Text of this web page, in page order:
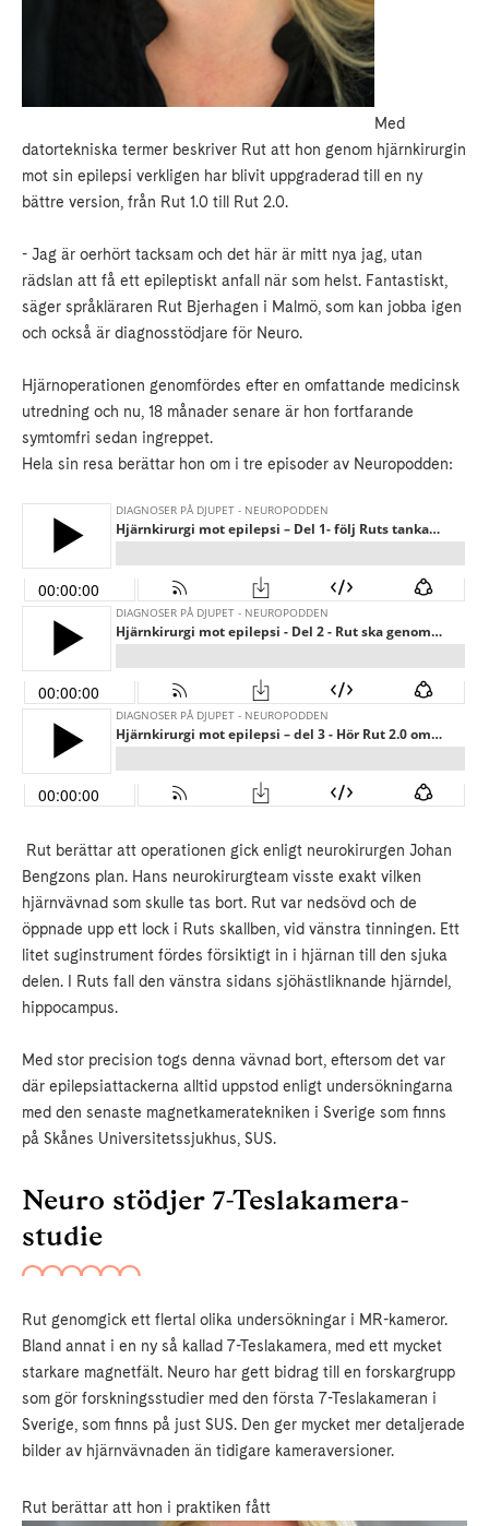
Med
datortekniska termer beskriver Rut att hon genom hjärnkirurgin
mot sin epilepsi verkligen har blivit uppgraderad till en ny
bättre version, från Rut 1.0 till Rut 2.0.
- Jag är oerhört tacksam och det här är mitt nya jag, utan
rädslan att få ett epileptiskt anfall när som helst. Fantastiskt,
säger språkläraren Rut Bjerhagen i Malmö, som kan jobba igen
och också är diagnosstödjare för Neuro.
Hjärnoperationen genomfördes efter en omfattande medicinsk
utredning och nu, 18 månader senare är hon fortfarande
symtomfri sedan ingreppet.
Hela sin resa berättar hon om i tre episoder av Neuropodden:
Rut berättar att operationen gick enligt neurokirurgen Johan
Bengzons plan. Hans neurokirurgteam visste exakt vilken
hjärnvävnad som skulle tas bort. Rut var nedsövd och de
öppnade upp ett lock i Ruts skallben, vid vänstra tinningen. Ett
litet suginstrument fördes försiktigt in i hjärnan till den sjuka
delen. I Ruts fall den vänstra sidans sjöhästliknande hjärndel,
hippocampus.
Med stor precision togs denna vävnad bort, eftersom det var
där epilepsiattackerna alltid uppstod enligt undersökningarna
med den senaste magnetkameratekniken i Sverige som finns
på Skånes Universitetssjukhus, SUS.
Neuro stödjer 7-Teslakamera-
studie
Rut genomgick ett flertal olika undersökningar i MR-kameror.
Bland annat i en ny så kallad 7-Teslakamera, med ett mycket
starkare magnetfält. Neuro har gett bidrag till en forskargrupp
som gör forskningsstudier med den första 7-Teslakameran i
Sverige, som finns på just SUS. Den ger mycket mer detaljerade
bilder av hjärnvävnaden än tidigare kameraversioner.
Rut berättar att hon i praktiken fått